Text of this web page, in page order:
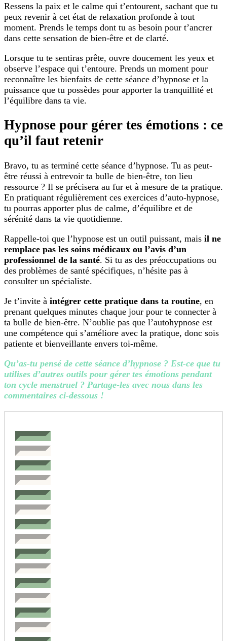
Ressens la paix et le calme qui t’entourent, sachant que tu
peux revenir à cet état de relaxation profonde à tout
moment. Prends le temps dont tu as besoin pour t’ancrer
dans cette sensation de bien-être et de clarté.
Lorsque tu te sentiras prête, ouvre doucement les yeux et
observe l’espace qui t’entoure. Prends un moment pour
reconnaître les bienfaits de cette séance d’hypnose et la
puissance que tu possèdes pour apporter la tranquillité et
l’équilibre dans ta vie.
Hypnose pour gérer tes émotions : ce
qu’il faut retenir
Bravo, tu as terminé cette séance d’hypnose. Tu as peut-
être réussi à entrevoir ta bulle de bien-être, ton lieu
ressource ? Il se précisera au fur et à mesure de ta pratique.
En pratiquant régulièrement ces exercices d’auto-hypnose,
tu pourras apporter plus de calme, d’équilibre et de
sérénité dans ta vie quotidienne.
Rappelle-toi que l’hypnose est un outil puissant, mais il ne
remplace pas les soins médicaux ou l’avis d’un
professionnel de la santé. Si tu as des préoccupations ou
des problèmes de santé spécifiques, n’hésite pas à
consulter un spécialiste.
Je t’invite à intégrer cette pratique dans ta routine, en
prenant quelques minutes chaque jour pour te connecter à
ta bulle de bien-être. N’oublie pas que l’autohypnose est
une compétence qui s’améliore avec la pratique, donc sois
patiente et bienveillante envers toi-même.
Qu’as-tu pensé de cette séance d’hypnose ? Est-ce que tu
utilises d’autres outils pour gérer tes émotions pendant
ton cycle menstruel ? Partage-les avec nous dans les
commentaires ci-dessous !